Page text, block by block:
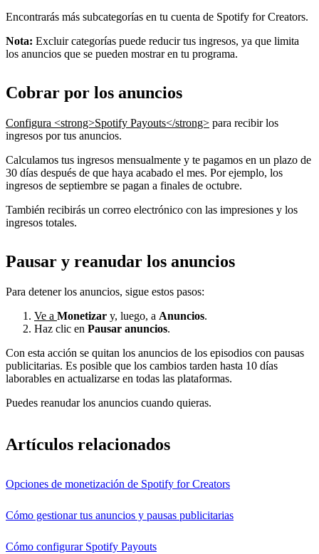
Encontrarás más subcategorías en tu cuenta de Spotify for Creators.
Nota: Excluir categorías puede reducir tus ingresos, ya que limita
los anuncios que se pueden mostrar en tu programa.
Cobrar por los anuncios
Configura <strong>Spotify Payouts</strong> para recibir los
ingresos por tus anuncios.
Calculamos tus ingresos mensualmente y te pagamos en un plazo de
30 días después de que haya acabado el mes. Por ejemplo, los
ingresos de septiembre se pagan a finales de octubre.
También recibirás un correo electrónico con las impresiones y los
ingresos totales.
Pausar y reanudar los anuncios
Para detener los anuncios, sigue estos pasos:
Ve a Monetizar y, luego, a Anuncios.
Haz clic en Pausar anuncios.
Con esta acción se quitan los anuncios de los episodios con pausas
publicitarias. Es posible que los cambios tarden hasta 10 días
laborables en actualizarse en todas las plataformas.
Puedes reanudar los anuncios cuando quieras.
Artículos relacionados
Opciones de monetización de Spotify for Creators
Cómo gestionar tus anuncios y pausas publicitarias
Cómo configurar Spotify Payouts